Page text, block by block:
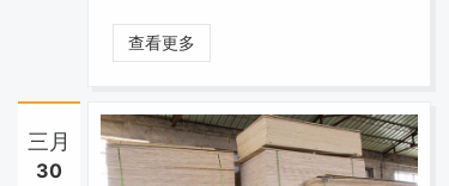
蚁蛀蚀，还常有异味，加工不易实现机
械化生产。
查看更多
三月
30